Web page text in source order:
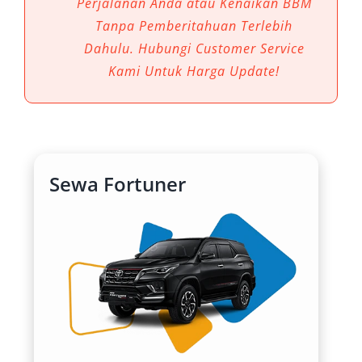
solusi unggulan. Tak hanya menonjol dalam
tampilan, namun juga memberikan efisiensi,
kenyamanan, dan performa maksimal untuk
Topografi Gorontalo yang beragam, dari
jalanan perkotaan hingga area berbukit dan
daerah pesisir, menuntut kendaraan dengan
kapabilitas tinggi. Fortuner 4×4 dan 4×2
menawarkan traksi optimal untuk segala
kondisi medan. Baik dalam cuaca kering
maupun hujan, kendaraan ini tetap stabil dan
responsif. Dengan opsi Fortuner GR dan VRZ,
Tanpa Pemberitahuan Terlebih
Dahulu. Hubungi Customer Service
Kami Untuk Harga Update!
Sewa Fortuner